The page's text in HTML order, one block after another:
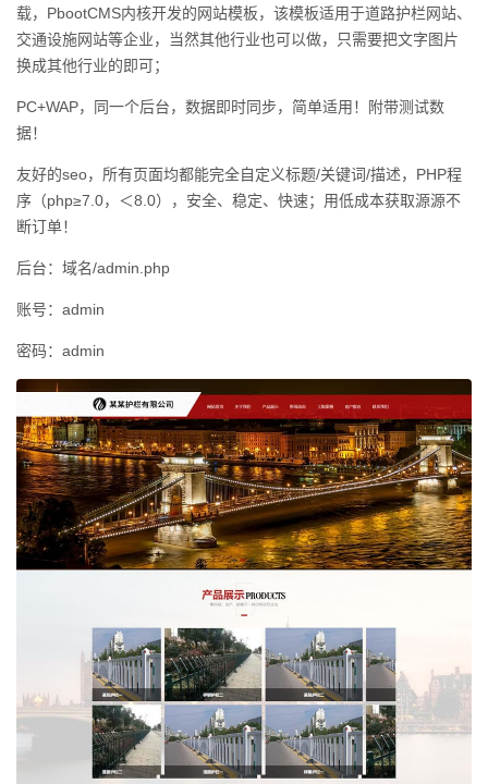
载，PbootCMS内核开发的网站模板，该模板适用于道路护栏网站、
交通设施网站等企业，当然其他行业也可以做，只需要把文字图片
换成其他行业的即可；
PC+WAP，同一个后台，数据即时同步，简单适用！附带测试数
据！
友好的seo，所有页面均都能完全自定义标题/关键词/描述，PHP程
序（php≥7.0，＜8.0），安全、稳定、快速；用低成本获取源源不
断订单！
后台：域名/admin.php
账号：admin
密码：admin